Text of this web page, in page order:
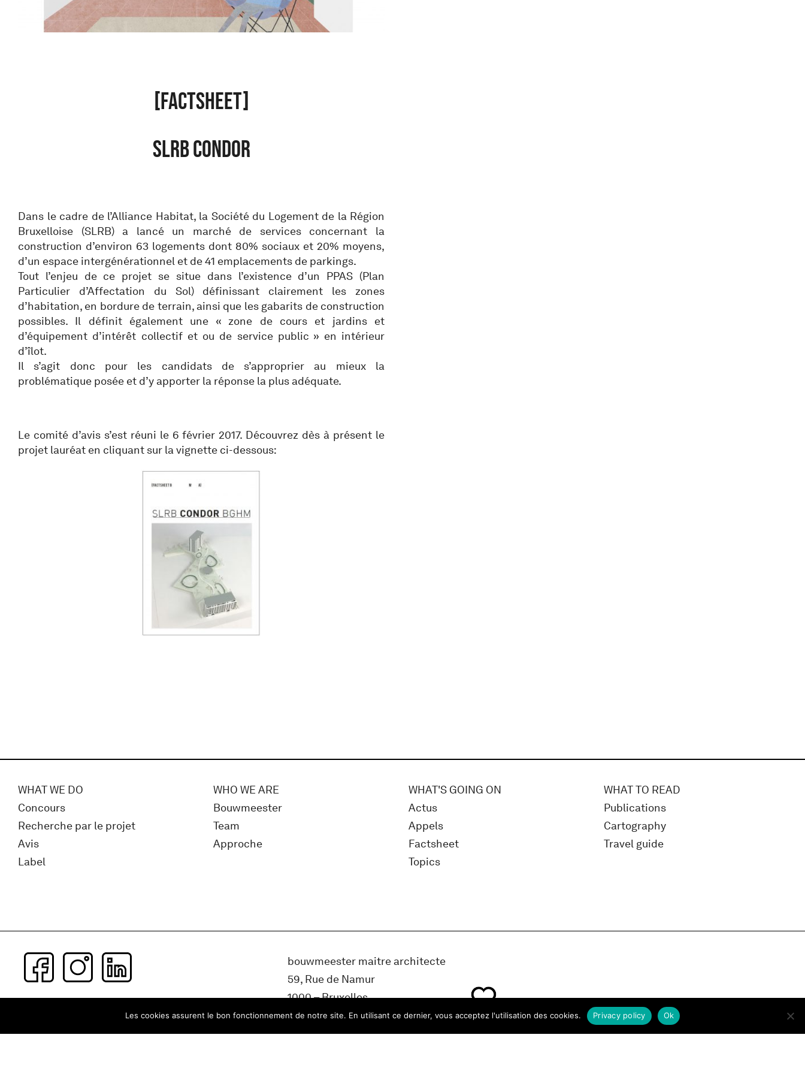
[FACTSHEET]
SLRB CONDOR
Dans le cadre de l’Alliance Habitat, la Société du Logement de la Région
Bruxelloise (SLRB) a lancé un marché de services concernant la
construction d’environ 63 logements dont 80% sociaux et 20% moyens,
d’un espace intergénérationnel et de 41 emplacements de parkings.
Tout l’enjeu de ce projet se situe dans l’existence d’un PPAS (Plan
Particulier d’Affectation du Sol) définissant clairement les zones
d’habitation, en bordure de terrain, ainsi que les gabarits de construction
possibles. Il définit également une « zone de cours et jardins et
d’équipement d’intérêt collectif et ou de service public » en intérieur
d’îlot.
Il s’agit donc pour les candidats de s’approprier au mieux la
problématique posée et d’y apporter la réponse la plus adéquate.
Le comité d’avis s’est réuni le 6 février 2017. Découvrez dès à présent le
projet lauréat en cliquant sur la vignette ci-dessous:
WHAT WE DO
Concours
Recherche par le projet
Avis
Label
WHO WE ARE
Bouwmeester
Team
Approche
WHAT'S GOING ON
Actus
Appels
Factsheet
Topics
WHAT TO READ
Publications
Cartography
Travel guide
Subscribe to our newsletter
bouwmeester maitre architecte
59, Rue de Namur
1000 – Bruxelles
Belgique
Les cookies assurent le bon fonctionnement de notre site. En utilisant ce dernier, vous acceptez l'utilisation des cookies. Ok
Privacy policy